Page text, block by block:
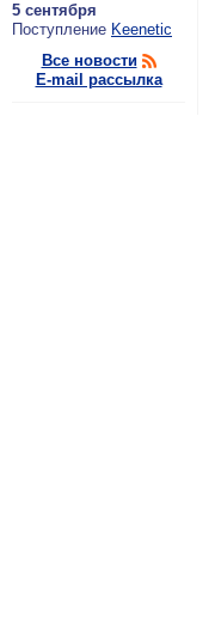
5 сентября
По­ступ­ле­ние Keenetic
Все новости
E-mail рассылка